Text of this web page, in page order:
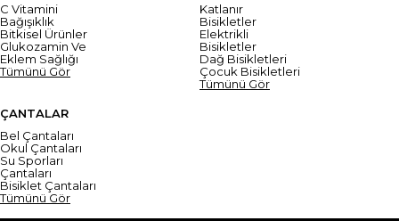
C Vitamini
Bağışıklık
Bitkisel Ürünler
Glukozamin Ve
Eklem Sağlığı
Tümünü Gör
Katlanır
Bisikletler
Elektrikli
Bisikletler
Dağ Bisikletleri
Çocuk Bisikletleri
Tümünü Gör
ÇANTALAR
Bel Çantaları
Okul Çantaları
Su Sporları
Çantaları
Bisiklet Çantaları
Tümünü Gör